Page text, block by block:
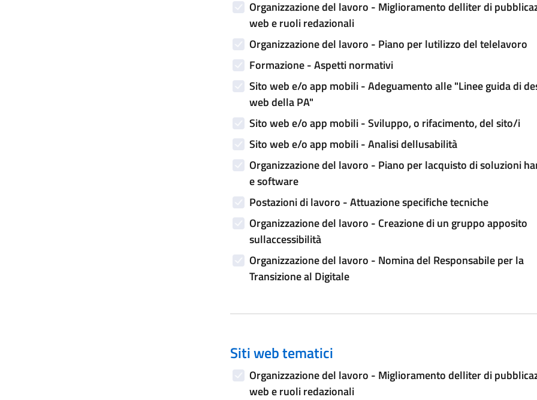
Organizzazione del lavoro - Miglioramento delliter di
web e ruoli redazionali
Organizzazione del lavoro - Piano per lutilizzo del telelavoro
Formazione - Aspetti normativi
Sito web e/o app mobili - Adeguamento alle "Linee guida di
web della PA"
Sito web e/o app mobili - Sviluppo, o rifacimento, del sito/i
Sito web e/o app mobili - Analisi dellusabilità
Organizzazione del lavoro - Piano per lacquisto di soluzioni
e software
Postazioni di lavoro - Attuazione specifiche tecniche
Organizzazione del lavoro - Creazione di un gruppo apposito
sullaccessibilità
Organizzazione del lavoro - Nomina del Responsabile per la
Transizione al Digitale
Siti web tematici
Organizzazione del lavoro - Miglioramento delliter di
web e ruoli redazionali